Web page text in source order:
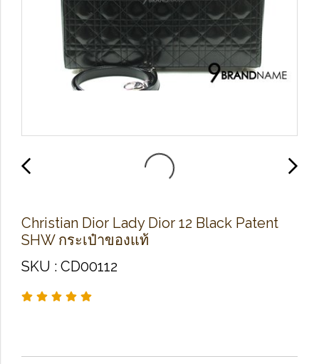
Christian Dior Lady Dior 12 Black Patent
SHW กระเป๋าของแท้
SKU : CD00112